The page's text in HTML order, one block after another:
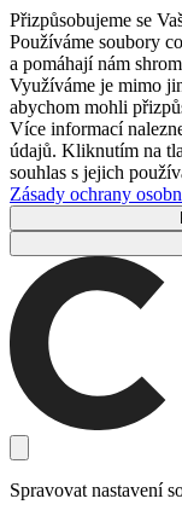
Přizpůsobujeme se
Používáme soubory
a pomáhají nám
Využíváme je mimo
abychom mohli
Více informací
údajů. Kliknutím na
souhlas s jejich
Zásady ochrany
Spravovat nastavení